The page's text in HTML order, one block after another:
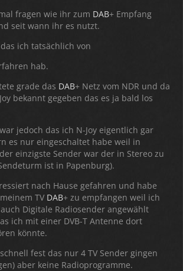
fragen wie ihr zum DAB+ Empfang
seit wann ihr es nutzt.
ich tatsächlich von
hab.
grade das DAB+ Netz vom NDR und da
bekannt gegeben das es ja bald los
jedoch das ich N-Joy eigentlich gar
es nur eingeschaltet habe weil in
einzigste Sender war der in Stereo zu
ist in Papenburg).
nach Hause gefahren und habe
TV DAB+ zu empfangen weil ich
Digitale Radiosender angewählt
ich mit einer DVB-T Antenne dort
könnte.
fest das nur 4 TV Sender gingen
aber keine Radioprogramme.